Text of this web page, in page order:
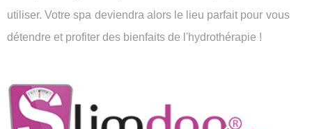
utiliser. Votre spa deviendra alors le lieu parfait pour vous
détendre et profiter des bienfaits de l'hydrothérapie !